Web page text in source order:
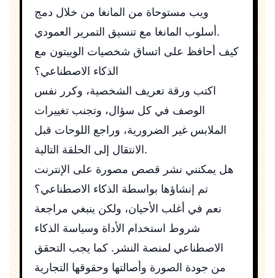
ويب مستوحاة من المانغا من خلال دمج
أسلوب المانغا مع تنسيق التمرير العمودي.
كيف أحافظ على اتساق شخصيات الويبتون مع
الذكاء الاصطناعي؟
اكتب ورقة تعريف الشخصية، وكرر نفس
الوصف في كل سؤال، وتجنب تغييرات
الملابس غير الضرورية، وراجع اللوحات قبل
الانتقال إلى الحلقة التالية.
هل يمكنني نشر قصص مصورة على الإنترنت
تم إنشاؤها بواسطة الذكاء الاصطناعي؟
نعم في أغلب الأحيان، ولكن ينبغي مراجعة
شروط استخدام الأداة وسياسة الذكاء
الاصطناعي لمنصة النشر. كما يجب التحقق
من جودة الصورة وأصالتها وحقوقها التجارية